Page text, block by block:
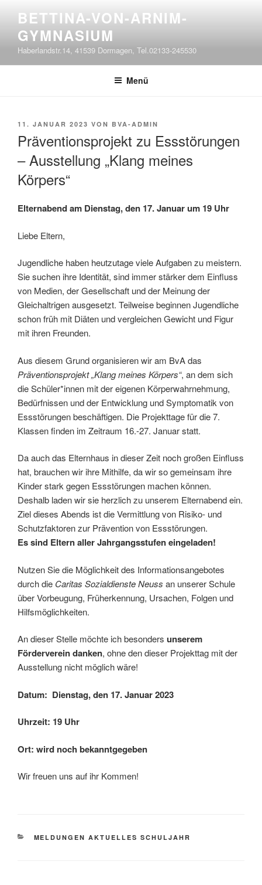
springen
BETTINA-VON-ARNIM-
GYMNASIUM
Haberlandstr.14, 41539 Dormagen, Tel.02133-245530
Menü
VERÖFFENTLICHT
11. JANUAR 2023 VON BVA-ADMIN
Präventionsprojekt zu Essstörungen
– Ausstellung „Klang meines
Körpers“
Elternabend am Dienstag, den 17. Januar um 19 Uhr
Liebe Eltern,
Jugendliche haben heutzutage viele Aufgaben zu meistern.
Sie suchen ihre Identität, sind immer stärker dem Einfluss
von Medien, der Gesellschaft und der Meinung der
Gleichaltrigen ausgesetzt. Teilweise beginnen Jugendliche
schon früh mit Diäten und vergleichen Gewicht und Figur
mit ihren Freunden.
Aus diesem Grund organisieren wir am BvA das
Präventionsprojekt „Klang meines Körpers“, an dem sich
die Schüler*innen mit der eigenen Körperwahrnehmung,
Bedürfnissen und der Entwicklung und Symptomatik von
Essstörungen beschäftigen. Die Projekttage für die 7.
Klassen finden im Zeitraum 16.-27. Januar statt.
Da auch das Elternhaus in dieser Zeit noch großen Einfluss
hat, brauchen wir ihre Mithilfe, da wir so gemeinsam ihre
Kinder stark gegen Essstörungen machen können.
Deshalb laden wir sie herzlich zu unserem Elternabend ein.
Ziel dieses Abends ist die Vermittlung von Risiko- und
Schutzfaktoren zur Prävention von Essstörungen.
Es sind Eltern aller Jahrgangsstufen eingeladen!
Nutzen Sie die Möglichkeit des Informationsangebotes
durch die Caritas Sozialdienste Neuss an unserer Schule
über Vorbeugung, Früherkennung, Ursachen, Folgen und
Hilfsmöglichkeiten.
An dieser Stelle möchte ich besonders unserem
Förderverein danken, ohne den dieser Projekttag mit der
Ausstellung nicht möglich wäre!
Datum: Dienstag, den 17. Januar 2023
Uhrzeit: 19 Uhr
Ort: wird noch bekanntgegeben
Wir freuen uns auf ihr Kommen!
KATEGORIEN
MELDUNGEN AKTUELLES SCHULJAHR